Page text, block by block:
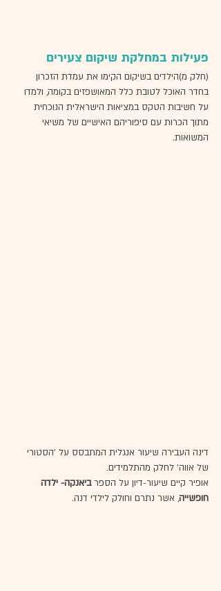
פעילות במחלקת שיקום צעירים
(חלק מ)הילדים בשיקום הקימו את עמדת הזכרון
בחדר האוכל לטובת כלל המאושפזים בקומה, ולמדו
על חשיבות הטקס במציאות הישראלית הנוכחית
מתוך הכרות עם סיפוריהם האישיים של משיאי
המשואות.
דינה העבירה שיעור אנגלית המתבסס על ׳הסטורי
של אווה׳ לחלק מהתלמידים.
אופיר קיים שיעור-דיון על הספר ביאנקה- ילדה
חופשייה, אשר נתרם וחולק לילדי דנה.